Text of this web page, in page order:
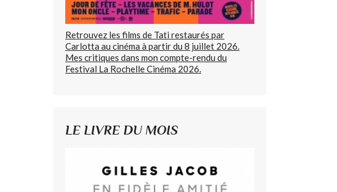
Retrouvez les films de Tati restaurés par
Carlotta au cinéma à partir du 8 juillet 2026.
Mes critiques dans mon compte-rendu du
Festival La Rochelle Cinéma 2026.
LE LIVRE DU MOIS